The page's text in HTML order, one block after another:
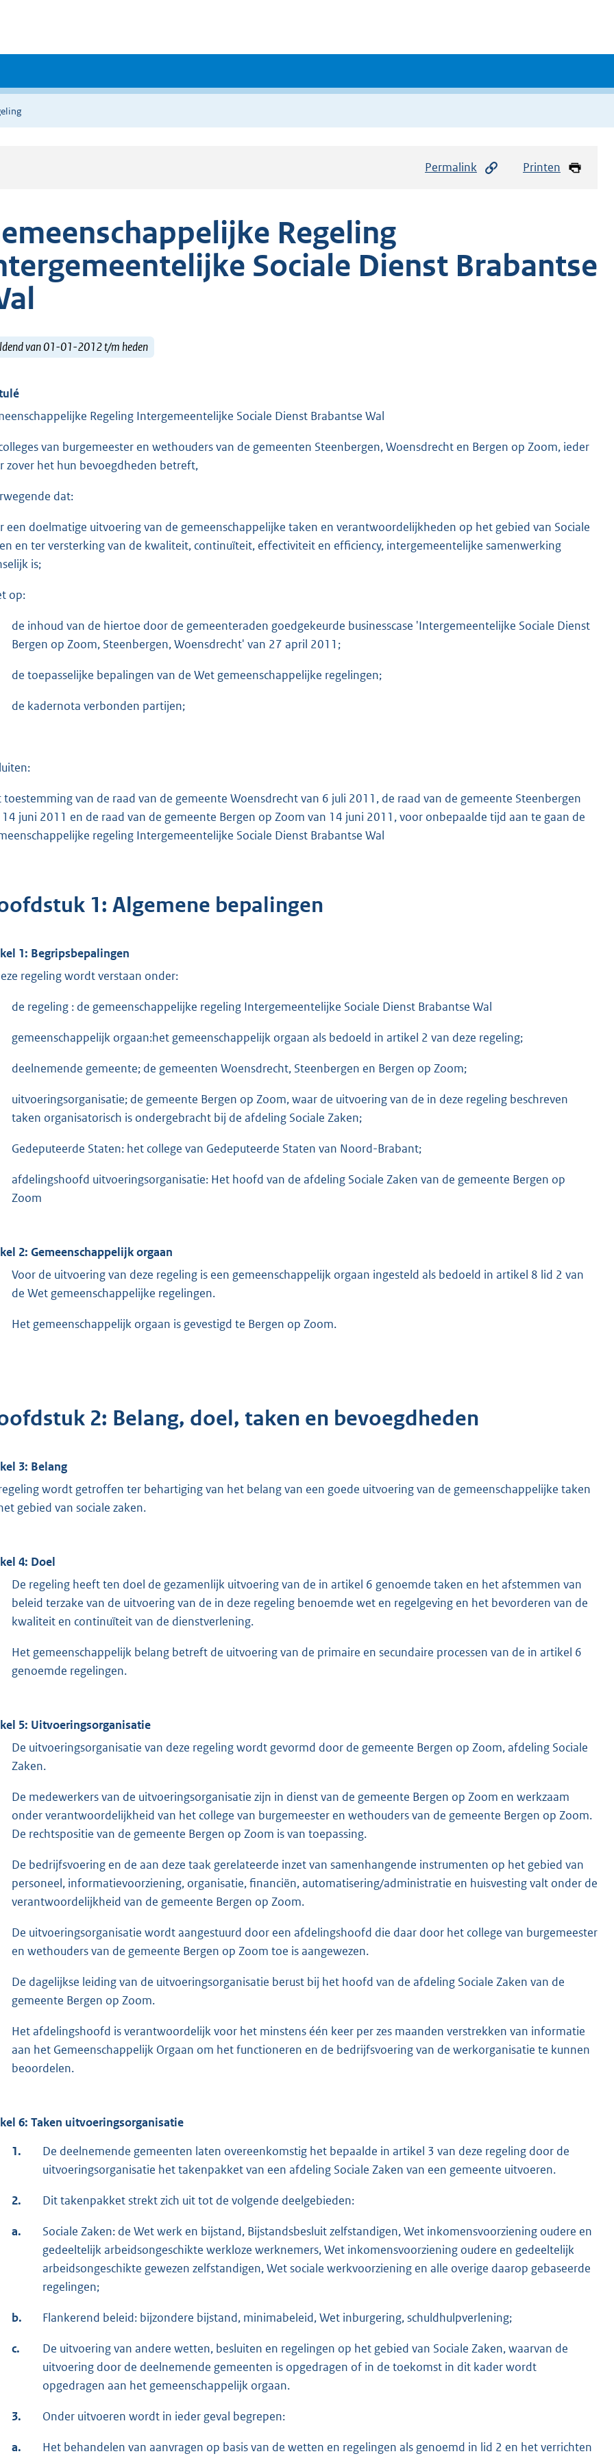
Permalink Printen
Regeling
Sociale Dienst Brabantse
van 01-01-2012 t/m heden
Regeling Intergemeentelijke Sociale Dienst Brabantse Wal
van burgemeester en wethouders van de gemeenten Steenbergen, Woensdrecht en Bergen op Zoom, ieder
zover het hun bevoegdheden betreft,
dat:
een doelmatige uitvoering van de gemeenschappelijke taken en verantwoordelijkheden op het gebied van Sociale
en ter versterking van de kwaliteit, continuïteit, effectiviteit en efficiency, intergemeentelijke samenwerking
is;
op:
de inhoud van de hiertoe door de gemeenteraden goedgekeurde businesscase 'Intergemeentelijke Sociale Dienst
Bergen op Zoom, Steenbergen, Woensdrecht' van 27 april 2011;
de toepasselijke bepalingen van de Wet gemeenschappelijke regelingen;
de kadernota verbonden partijen;
toestemming van de raad van de gemeente Woensdrecht van 6 juli 2011, de raad van de gemeente Steenbergen
juni 2011 en de raad van de gemeente Bergen op Zoom van 14 juni 2011, voor onbepaalde tijd aan te gaan de
regeling Intergemeentelijke Sociale Dienst Brabantse Wal
1: Algemene bepalingen
1: Begripsbepalingen
regeling wordt verstaan onder:
de regeling : de gemeenschappelijke regeling Intergemeentelijke Sociale Dienst Brabantse Wal
gemeenschappelijk orgaan:het gemeenschappelijk orgaan als bedoeld in artikel 2 van deze regeling;
deelnemende gemeente; de gemeenten Woensdrecht, Steenbergen en Bergen op Zoom;
uitvoeringsorganisatie; de gemeente Bergen op Zoom, waar de uitvoering van de in deze regeling beschreven
taken organisatorisch is ondergebracht bij de afdeling Sociale Zaken;
Gedeputeerde Staten: het college van Gedeputeerde Staten van Noord-Brabant;
afdelingshoofd uitvoeringsorganisatie: Het hoofd van de afdeling Sociale Zaken van de gemeente Bergen op
Zoom
2: Gemeenschappelijk orgaan
Voor de uitvoering van deze regeling is een gemeenschappelijk orgaan ingesteld als bedoeld in artikel 8 lid 2 van
de Wet gemeenschappelijke regelingen.
Het gemeenschappelijk orgaan is gevestigd te Bergen op Zoom.
2: Belang, doel, taken en bevoegdheden
3: Belang
wordt getroffen ter behartiging van het belang van een goede uitvoering van de gemeenschappelijke taken
gebied van sociale zaken.
4: Doel
De regeling heeft ten doel de gezamenlijk uitvoering van de in artikel 6 genoemde taken en het afstemmen van
beleid terzake van de uitvoering van de in deze regeling benoemde wet en regelgeving en het bevorderen van de
kwaliteit en continuïteit van de dienstverlening.
Het gemeenschappelijk belang betreft de uitvoering van de primaire en secundaire processen van de in artikel 6
genoemde regelingen.
5: Uitvoeringsorganisatie
De uitvoeringsorganisatie van deze regeling wordt gevormd door de gemeente Bergen op Zoom, afdeling Sociale
Zaken.
De medewerkers van de uitvoeringsorganisatie zijn in dienst van de gemeente Bergen op Zoom en werkzaam
onder verantwoordelijkheid van het college van burgemeester en wethouders van de gemeente Bergen op Zoom.
De rechtspositie van de gemeente Bergen op Zoom is van toepassing.
De bedrijfsvoering en de aan deze taak gerelateerde inzet van samenhangende instrumenten op het gebied van
personeel, informatievoorziening, organisatie, financiën, automatisering/administratie en huisvesting valt onder de
verantwoordelijkheid van de gemeente Bergen op Zoom.
De uitvoeringsorganisatie wordt aangestuurd door een afdelingshoofd die daar door het college van burgemeester
en wethouders van de gemeente Bergen op Zoom toe is aangewezen.
De dagelijkse leiding van de uitvoeringsorganisatie berust bij het hoofd van de afdeling Sociale Zaken van de
gemeente Bergen op Zoom.
Het afdelingshoofd is verantwoordelijk voor het minstens één keer per zes maanden verstrekken van informatie
aan het Gemeenschappelijk Orgaan om het functioneren en de bedrijfsvoering van de werkorganisatie te kunnen
beoordelen.
6: Taken uitvoeringsorganisatie
1.
De deelnemende gemeenten laten overeenkomstig het bepaalde in artikel 3 van deze regeling door de
uitvoeringsorganisatie het takenpakket van een afdeling Sociale Zaken van een gemeente uitvoeren.
2. Dit takenpakket strekt zich uit tot de volgende deelgebieden:
a.
Sociale Zaken: de Wet werk en bijstand, Bijstandsbesluit zelfstandigen, Wet inkomensvoorziening oudere en
gedeeltelijk arbeidsongeschikte werkloze werknemers, Wet inkomensvoorziening oudere en gedeeltelijk
arbeidsongeschikte gewezen zelfstandigen, Wet sociale werkvoorziening en alle overige daarop gebaseerde
regelingen;
b. Flankerend beleid: bijzondere bijstand, minimabeleid, Wet inburgering, schuldhulpverlening;
c.
De uitvoering van andere wetten, besluiten en regelingen op het gebied van Sociale Zaken, waarvan de
uitvoering door de deelnemende gemeenten is opgedragen of in de toekomst in dit kader wordt
opgedragen aan het gemeenschappelijk orgaan.
3. Onder uitvoeren wordt in ieder geval begrepen:
a. Het behandelen van aanvragen op basis van de wetten en regelingen als genoemd in lid 2 en het verrichten